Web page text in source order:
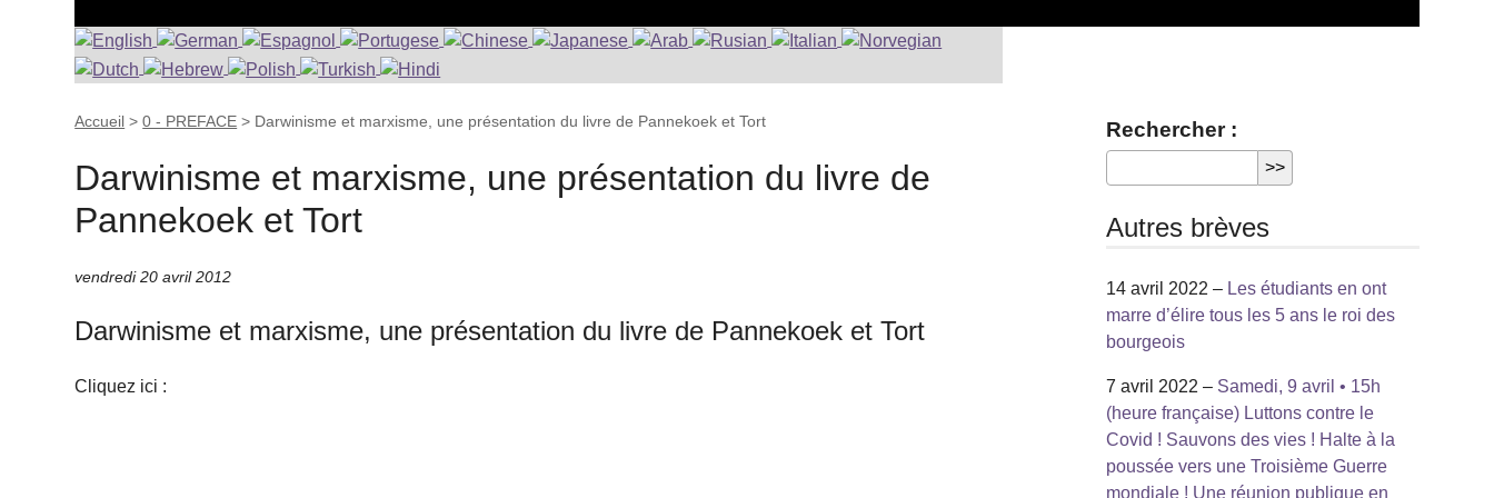
Accueil >0 - PREFACE > Darwinisme et marxisme, une présentation du livre de Pannekoek et Tort
Darwinisme et marxisme, une présentation du livre de
Pannekoek et Tort
vendredi 20 avril 2012
Darwinisme et marxisme, une présentation du livre de Pannekoek et Tort
Cliquez ici :
Rechercher :
Autres brèves
14 avril 2022 – Les étudiants en ont
marre d’élire tous les 5 ans le roi des
bourgeois
7 avril 2022 – Samedi, 9 avril • 15h
(heure française) Luttons contre le
Covid ! Sauvons des vies ! Halte à la
poussée vers une Troisième Guerre
mondiale ! Une réunion publique en